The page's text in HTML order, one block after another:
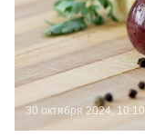
30 октября 2024, 10:10